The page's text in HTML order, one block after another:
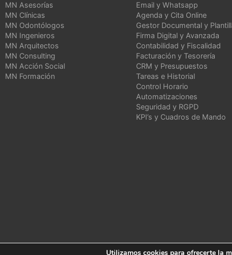
MN Asesorías
MN Clínicas
MN Odontólogos
MN Ingenieros
MN Arquitectos
MN Consulting
MN Acción Social
MN Formación
Email y Whatsapp
Agenda y Cita Online
Gestor Documental y
Firma Digital y Avanzada
Contabilidad y Fiscalidad
Facturación y Tesorería
CRM y Presupuestos
Tareas e Historial
Control Horario
Automatizaciones
Seguridad y RGPD
KPI’s y Cuadros de Mando
Utilizamos cookies para ofrecerte la